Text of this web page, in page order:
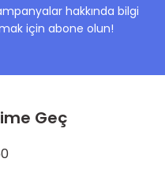
hakkında bilgi
için abone olun!
Geç